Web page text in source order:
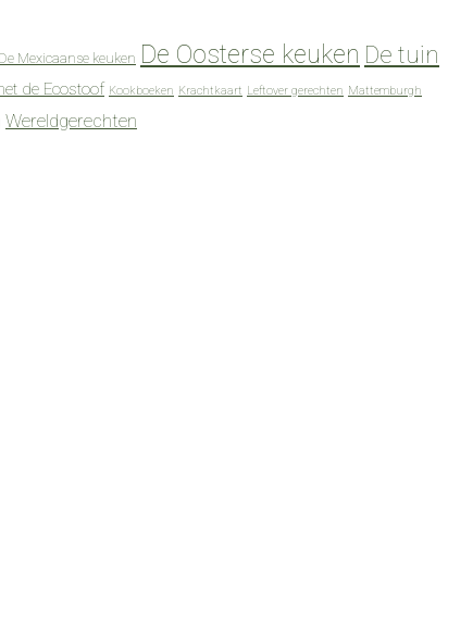
De Mexicaanse keuken De Oosterse keuken De tuin
de Ecostoof Kookboeken Krachtkaart Leftover gerechten Mattemburgh
Wereldgerechten